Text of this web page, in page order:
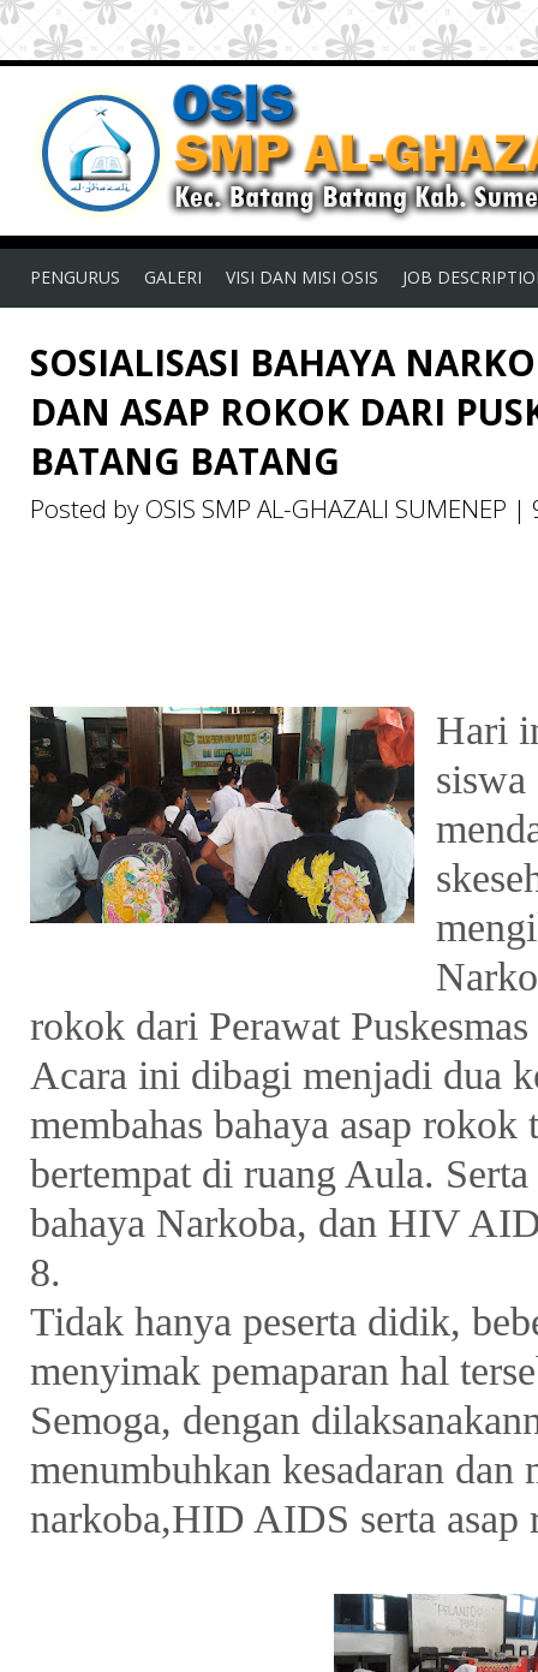
PENGURUS GALERI VISI DAN MISI OSIS JOB
SOSIALISASI BAHAYA
DAN ASAP ROKOK DARI
BATANG BATANG
Posted by OSIS SMP AL-GHAZALI SUMENEP |
Hari
rokok dari Perawat
Acara ini dibagi menjadi dua
membahas bahaya asap rokok
bertempat di ruang Aula.
bahaya Narkoba, dan HIV
8.
Tidak hanya peserta didik,
menyimak pemaparan hal
Semoga, dengan
menumbuhkan kesadaran dan
narkoba,HID AIDS serta